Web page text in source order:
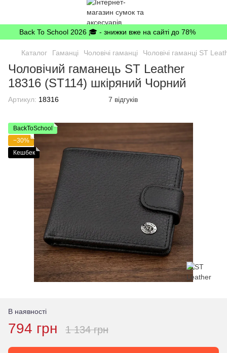
Back To School 2026 🎓 - знижки вже на сайті до 78%
Каталог Гаманці Чоловічі гаманці Чоловічі гаманці ST
Чоловічий гаманець ST Leather
18316 (ST114) шкіряний Чорний
Артикул: 18316 7 відгуків
BackToSchool
−30%
Кешбек
В наявності
794 грн 1 134 грн